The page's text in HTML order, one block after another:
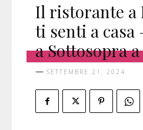
Il ristorante a
ti senti a casa
a Sottosopra
SETTEMBRE 21, 2024